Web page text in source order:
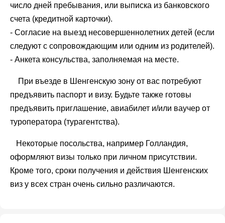
число дней пребывания, или выписка из банковского
счета (кредитной карточки).
- Согласие на выезд несовершеннолетних детей (если
следуют с сопровождающим или одним из родителей).
- Анкета консульства, заполняемая на месте.
При въезде в Шенгенскую зону от вас потребуют
предъявить паспорт и визу. Будьте также готовы
предъявить приглашение, авиабилет и/или ваучер от
туроператора (турагентства).
Некоторые посольства, например Голландия,
оформляют визы только при личном присутствии.
Кроме того, сроки получения и действия Шенгенских
виз у всех стран очень сильно различаются.